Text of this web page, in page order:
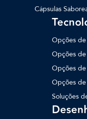
Cápsulas
Opções
Opções de
Opções
Opções
Soluções